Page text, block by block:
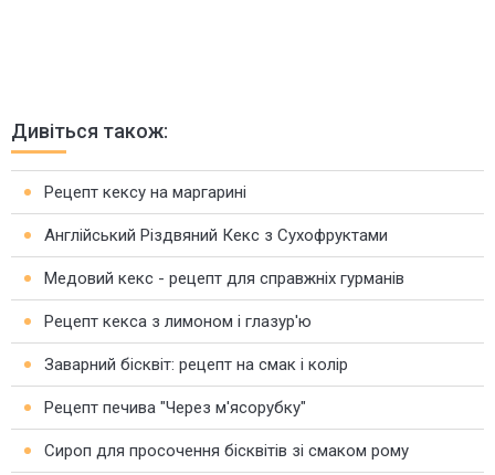
Дивіться також:
Рецепт кексу на маргарині
Англійський Різдвяний Кекс з Сухофруктами
Медовий кекс - рецепт для справжніх гурманів
Рецепт кекса з лимоном і глазур'ю
Заварний бісквіт: рецепт на смак і колір
Рецепт печива "Через м'ясорубку"
Сироп для просочення бісквітів зі смаком рому